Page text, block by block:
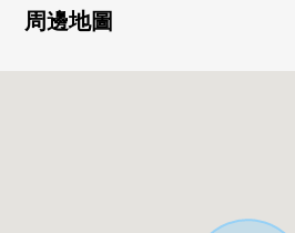
周邊地圖